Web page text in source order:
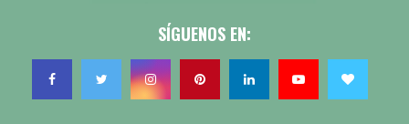
SÍGUENOS EN: